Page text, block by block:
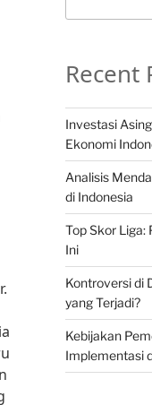
Recent
Investasi
Ekonomi
Analisis
di Indonesia
Top Skor Liga:
Ini
Kontroversi di
yang Terjadi?
Kebijakan
Implementasi